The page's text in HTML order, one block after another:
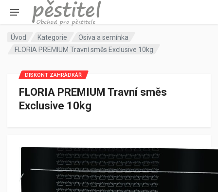
Úvod Kategorie
Osiva a semínka
FLORIA PREMIUM Travní směs Exclusive 10kg
FLORIA PREMIUM Travní směs
Exclusive 10kg
DISKONT ZAHRÁDKÁŘ